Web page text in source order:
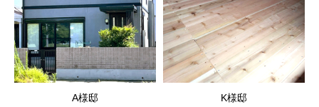
A様邸
K様邸